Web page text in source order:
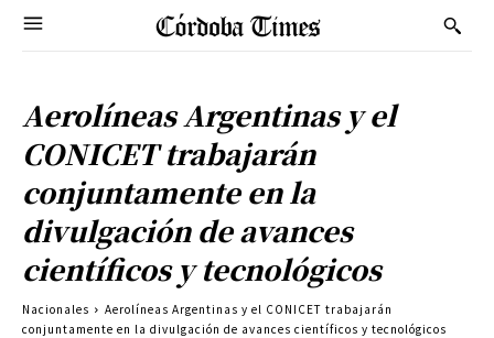
Aerolíneas Argentinas y el
CONICET trabajarán
conjuntamente en la
divulgación de avances
científicos y tecnológicos
Nacionales
Aerolíneas Argentinas y el CONICET trabajarán
conjuntamente en la divulgación de avances científicos y tecnológicos